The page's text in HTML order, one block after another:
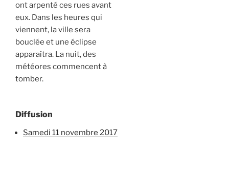
ont arpenté ces rues avant
eux. Dans les heures qui
viennent, la ville sera
bouclée et une éclipse
apparaîtra. La nuit, des
météores commencent à
tomber.
Diffusion
samedi 11 novembre 2017